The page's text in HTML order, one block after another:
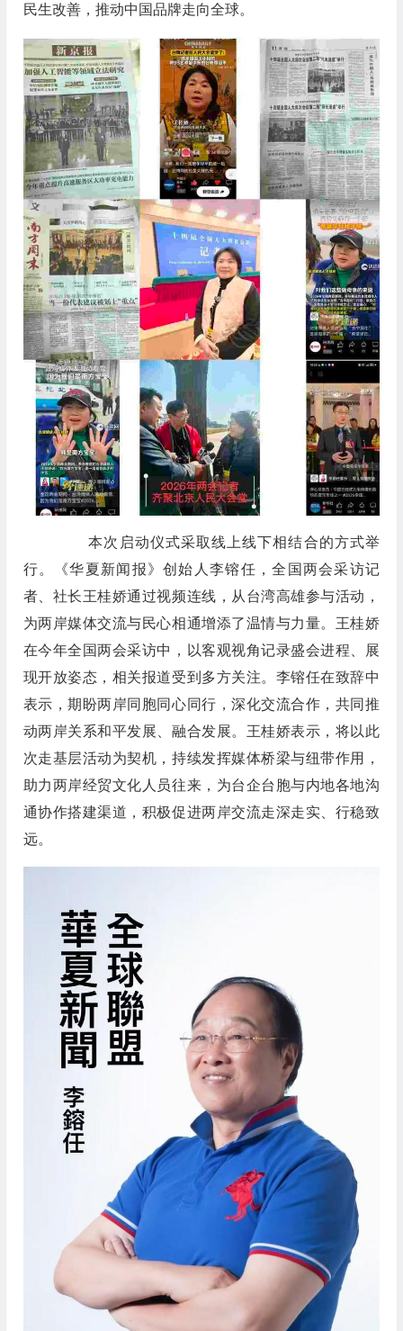
民生改善，推动中国品牌走向全球。
本次启动仪式采取线上线下相结合的方式举
行。《华夏新闻报》创始人李镕任，全国两会采访记
者、社长王桂娇通过视频连线，从台湾高雄参与活动，
为两岸媒体交流与民心相通增添了温情与力量。王桂娇
在今年全国两会采访中，以客观视角记录盛会进程、展
现开放姿态，相关报道受到多方关注。李镕任在致辞中
表示，期盼两岸同胞同心同行，深化交流合作，共同推
动两岸关系和平发展、融合发展。王桂娇表示，将以此
次走基层活动为契机，持续发挥媒体桥梁与纽带作用，
助力两岸经贸文化人员往来，为台企台胞与内地各地沟
通协作搭建渠道，积极促进两岸交流走深走实、行稳致
远。